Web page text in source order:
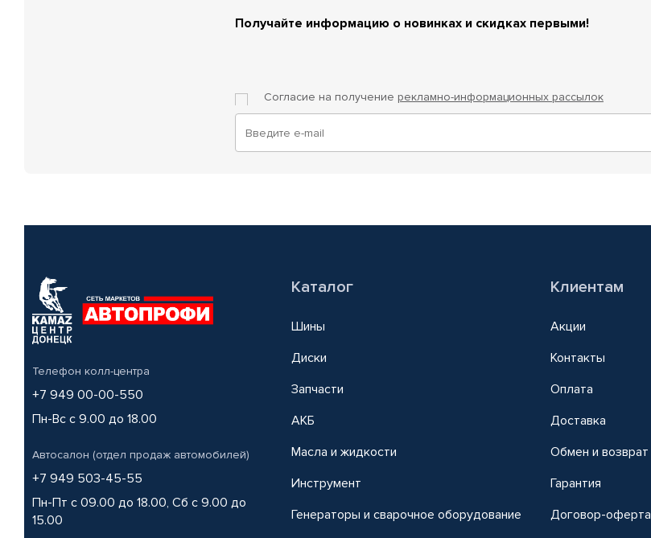
Получайте информацию о новинках и скидках первыми!
Согласие на получение рекламно-информационных рассылок
Телефон колл-центра
+7 949 00-00-550
Пн-Вс с 9.00 до 18.00
Автосалон (отдел продаж автомобилей)
+7 949 503-45-55
Пн-Пт с 09.00 до 18.00, Сб с 9.00 до
15.00
Каталог
Шины
Диски
Запчасти
АКБ
Масла и жидкости
Инструмент
Генераторы и сварочное оборудование
Клиентам
Акции
Контакты
Оплата
Доставка
Обмен и возврат
Гарантия
Договор-оферта